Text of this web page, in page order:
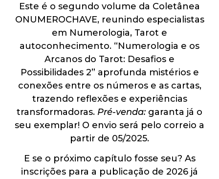
Este é o segundo volume da Coletânea
ONUMEROCHAVE, reunindo especialistas
em Numerologia, Tarot e
autoconhecimento. “Numerologia e os
Arcanos do Tarot: Desafios e
Possibilidades 2” aprofunda mistérios e
conexões entre os números e as cartas,
trazendo reflexões e experiências
transformadoras. Pré-venda: garanta já o
seu exemplar! O envio será pelo correio a
partir de 05/2025.
E se o próximo capítulo fosse seu? As
inscrições para a publicação de 2026 já